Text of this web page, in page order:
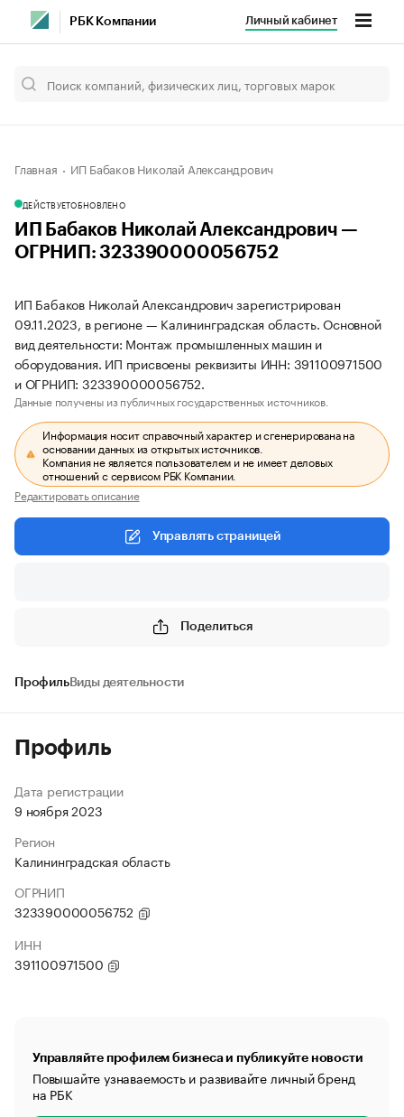
РБК Компании Личный кабинет
Главная ИП Бабаков Николай Александрович
ДЕЙСТВУЕТОБНОВЛЕНО
ИП Бабаков Николай Александрович —
ОГРНИП: 323390000056752
ИП Бабаков Николай Александрович зарегистрирован
09.11.2023, в регионе — Калининградская область. Основной
вид деятельности: Монтаж промышленных машин и
оборудования. ИП присвоены реквизиты ИНН: 391100971500
и ОГРНИП: 323390000056752.
Данные получены из публичных государственных источников.
Информация носит справочный характер и сгенерирована на
основании данных из открытых источников.
Компания не является пользователем и не имеет деловых
отношений с сервисом РБК Компании.
Редактировать описание
Управлять страницей
Поделиться
ПрофильВиды деятельности
Профиль
Дата регистрации
9 ноября 2023
Регион
Калининградская область
ОГРНИП
323390000056752
ИНН
391100971500
Управляйте профилем бизнеса и публикуйте новости
Повышайте узнаваемость и развивайте личный бренд
на РБК